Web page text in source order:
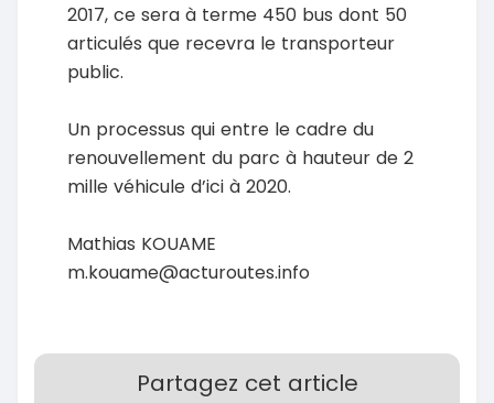
2017, ce sera à terme 450 bus dont 50
articulés que recevra le transporteur
public.
Un processus qui entre le cadre du
renouvellement du parc à hauteur de 2
mille véhicule d’ici à 2020.
Mathias KOUAME
m.kouame@acturoutes.info
Partagez cet article